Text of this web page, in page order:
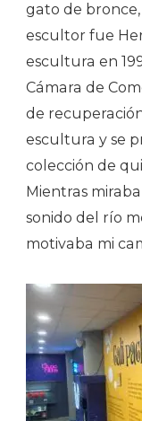
gato de
escultor fue
escultura en
Cámara de
de
escultura y se
colección de
Mientras
sonido del río
motivaba mi